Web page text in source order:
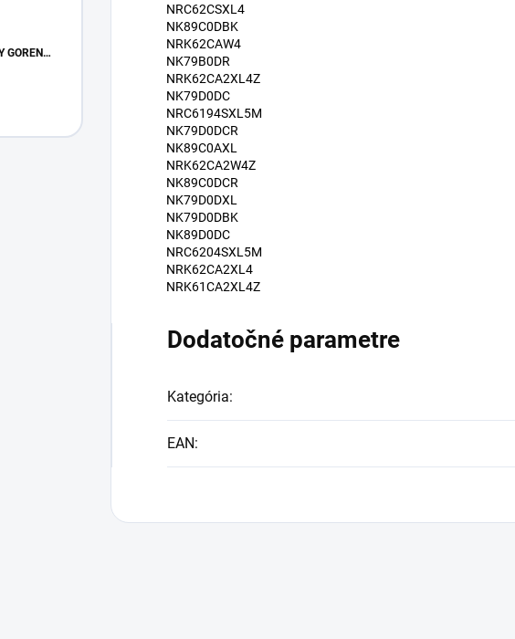
SKLENENÁ POLICA DO CHLADNIČKY GORENJE 163336
NRC62CSXL4
NK89C0DBK
NRK62CAW4
NK79B0DR
NRK62CA2XL4Z
NK79D0DC
NRC6194SXL5M
NK79D0DCR
NK89C0AXL
NRK62CA2W4Z
NK89C0DCR
NK79D0DXL
NK79D0DBK
NK89D0DC
NRC6204SXL5M
NRK62CA2XL4
NRK61CA2XL4Z
Dodatočné parametre
Kategória:
EAN: